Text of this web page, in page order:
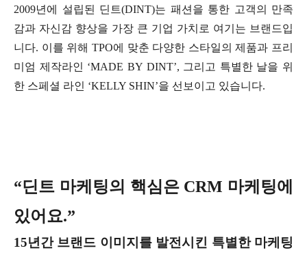
2009년에 설립된 딘트(DINT)는 패션을 통한 고객의 만족
감과 자신감 향상을 가장 큰 기업 가치로 여기는 브랜드입
니다. 이를 위해 TPO에 맞춘 다양한 스타일의 제품과 프리
미엄 제작라인 ‘MADE BY DINT’, 그리고 특별한 날을 위
한 스페셜 라인 ‘KELLY SHIN’을 선보이고 있습니다.
“딘트 마케팅의 핵심은 CRM 마케팅에
있어요.”
15년간 브랜드 이미지를 발전시킨 특별한 마케팅